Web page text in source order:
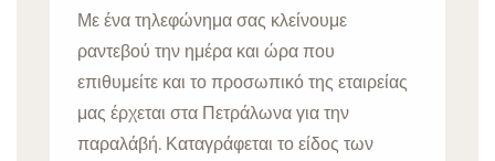
Με ένα τηλεφώνημα σας κλείνουμε
ραντεβού την ημέρα και ώρα που
επιθυμείτε και το προσωπικό της εταιρείας
μας έρχεται στα Πετράλωνα για την
παραλάβή. Καταγράφεται το είδος των